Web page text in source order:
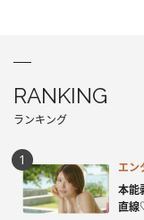
RANKING
ランキング
エン
本能
直